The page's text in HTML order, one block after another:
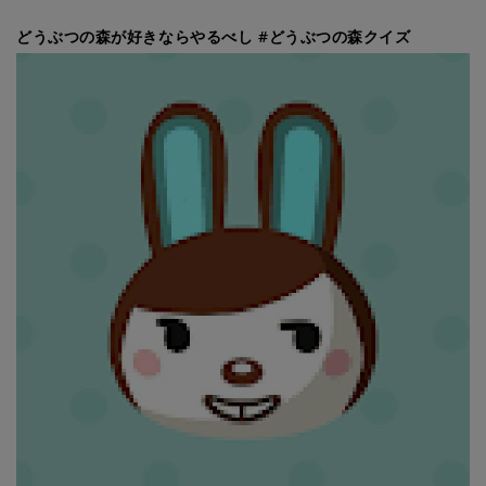
どうぶつの森が好きならやるべし #どうぶつの森クイズ